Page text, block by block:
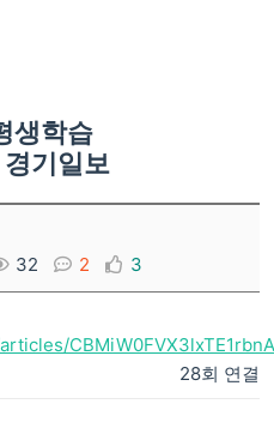
생학습
경기일보
32 2 3
28회 연결